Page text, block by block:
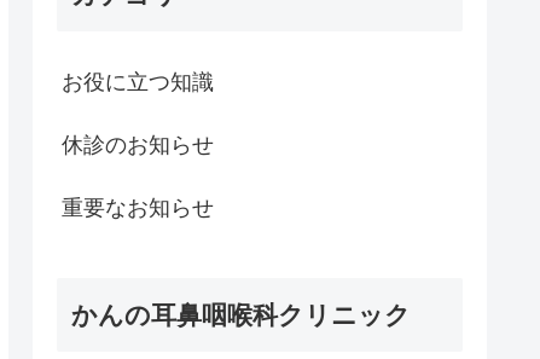
お役に立つ知識
休診のお知らせ
重要なお知らせ
かんの耳鼻咽喉科クリニック